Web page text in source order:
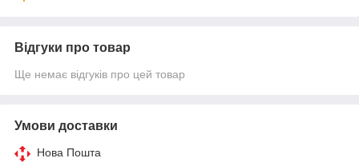
Відгуки про товар
Ще немає відгуків про цей товар
Умови доставки
Нова Пошта